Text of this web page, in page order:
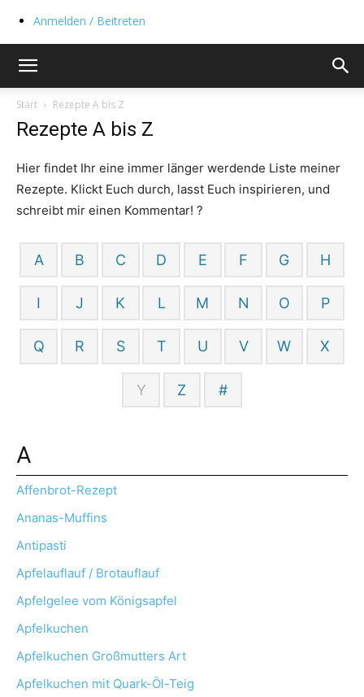
Anmelden / Beitreten
Start Rezepte A bis Z
Rezepte A bis Z
Hier findet Ihr eine immer länger werdende Liste meiner
Rezepte. Klickt Euch durch, lasst Euch inspirieren, und
schreibt mir einen Kommentar! ?
A B C D E F G H
I J K L M N O P
Q R S T U V W X
Y Z #
A
Affenbrot-Rezept
Ananas-Muffins
Antipasti
Apfelauflauf / Brotauflauf
Apfelgelee vom Königsapfel
Apfelkuchen
Apfelkuchen Großmutters Art
Apfelkuchen mit Quark-Öl-Teig